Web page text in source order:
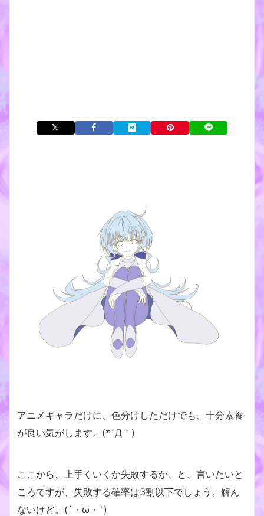
アニメキャラだけに、色分けしただけでも、十分素養
が良い気がします。(*´Д｀)
ここから、上手くいくか失敗するか、と、言いたいと
ころですが、失敗する確率は3割以下でしょう。解ん
ないけど。(´・ω・`)